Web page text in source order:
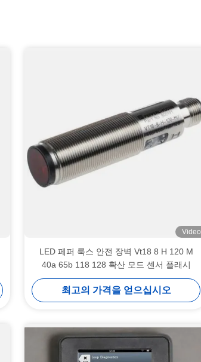
Video
LED 페퍼 룩스 안전 장벽 Vt18 8 H 120 M
40a 65b 118 128 확산 모드 센서 플래시
최고의 가격을 얻으십시오